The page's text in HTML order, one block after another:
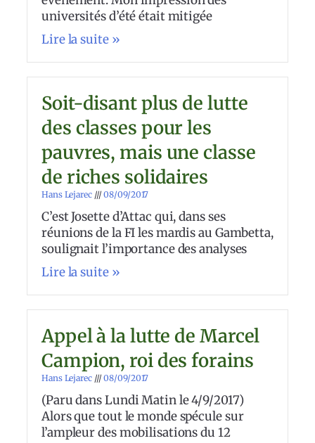
universités d’été était mitigée
Lire la suite »
Soit-disant plus de lutte
des classes pour les
pauvres, mais une classe
de riches solidaires
Hans Lejarec 08/09/2017
C’est Josette d’Attac qui, dans ses
réunions de la FI les mardis au Gambetta,
soulignait l’importance des analyses
Lire la suite »
Appel à la lutte de Marcel
Campion, roi des forains
Hans Lejarec 08/09/2017
(Paru dans Lundi Matin le 4/9/2017)
Alors que tout le monde spécule sur
l’ampleur des mobilisations du 12